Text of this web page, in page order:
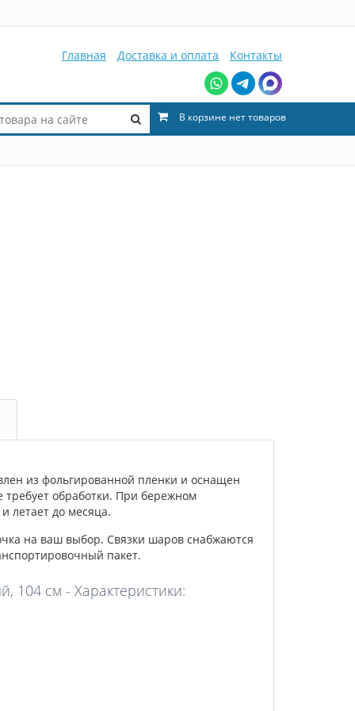
Главная Доставка и оплата Контакты
В корзине нет товаров
из фольгированной пленки и оснащен
требует обработки. При бережном
летает до месяца.
на ваш выбор. Связки шаров снабжаются
пакет.
104 см - Характеристики: